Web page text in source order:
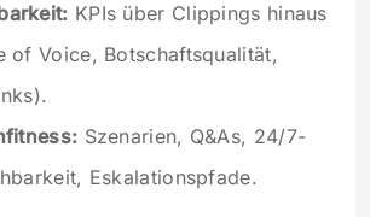
KPIs über Clippings hinaus
of Voice, Botschaftsqualität,
Szenarien, Q&As, 24/7-
Eskalationspfade.